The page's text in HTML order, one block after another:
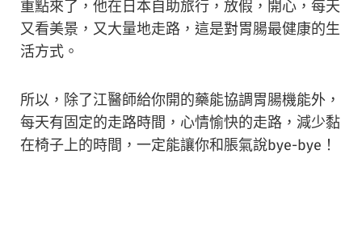
重點來了，他在日本自助旅行，放假，開心，每天
又看美景，又大量地走路，這是對胃腸最健康的生
活方式。
所以，除了江醫師給你開的藥能協調胃腸機能外，
每天有固定的走路時間，心情愉快的走路，減少黏
在椅子上的時間，一定能讓你和脹氣說bye-bye！